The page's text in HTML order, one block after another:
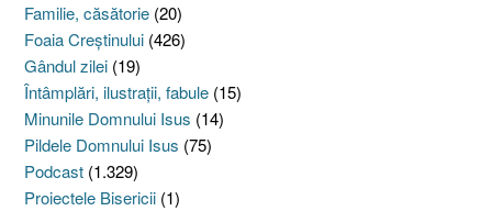
Familie, căsătorie (20)
Foaia Creştinului (426)
Gândul zilei (19)
Întâmplări, ilustraţii, fabule (15)
Minunile Domnului Isus (14)
Pildele Domnului Isus (75)
Podcast (1.329)
Proiectele Bisericii (1)